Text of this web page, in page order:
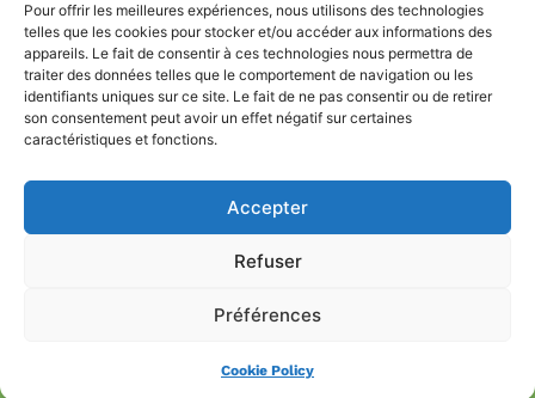
Pour offrir les meilleures expériences, nous utilisons des technologies
telles que les cookies pour stocker et/ou accéder aux informations des
appareils. Le fait de consentir à ces technologies nous permettra de
traiter des données telles que le comportement de navigation ou les
identifiants uniques sur ce site. Le fait de ne pas consentir ou de retirer
son consentement peut avoir un effet négatif sur certaines
caractéristiques et fonctions.
Accepter
Refuser
Préférences
Cookie Policy
jardin
©2026- Réseau Cocagne -Site web réalisé par Ethicweb
Mentions légales